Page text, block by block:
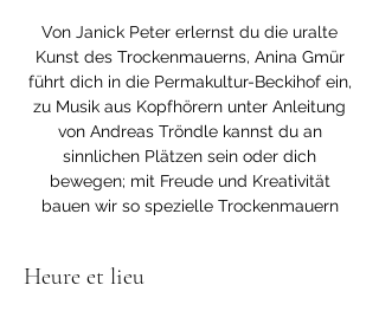
Von Janick Peter erlernst du die uralte
Kunst des Trockenmauerns, Anina Gmür
führt dich in die Permakultur-Beckihof ein,
zu Musik aus Kopfhörern unter Anleitung
von Andreas Tröndle kannst du an
sinnlichen Plätzen sein oder dich
bewegen; mit Freude und Kreativität
bauen wir so spezielle Trockenmauern
Heure et lieu